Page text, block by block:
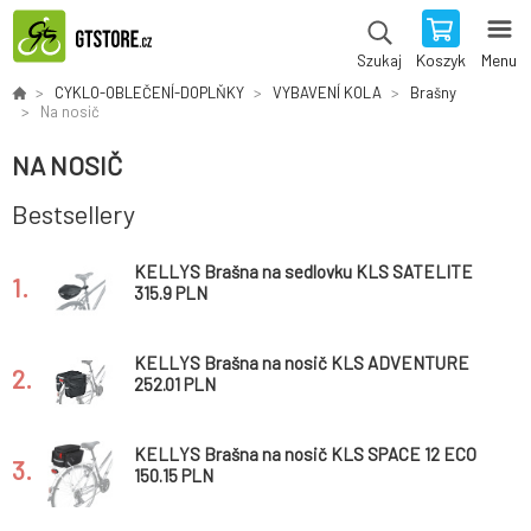
Szukaj Koszyk Menu
CYKLO-OBLEČENÍ-DOPLŇKY VYBAVENÍ KOLA
Brašny
Na nosič
NA NOSIČ
Bestsellery
1.
KELLYS Brašna na sedlovku KLS SATELITE
315.9 PLN
2.
KELLYS Brašna na nosič KLS ADVENTURE
20
252.01 PLN
3.
KELLYS Brašna na nosič KLS SPACE 12 ECO
150.15 PLN